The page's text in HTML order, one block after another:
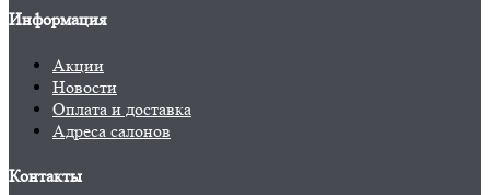
Информация
Акции
Новости
Оплата и доставка
Адреса салонов
Контакты